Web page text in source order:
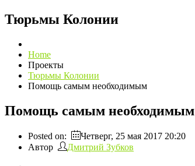
Тюрьмы Колонии
Home
Проекты
Тюрьмы Колонии
Помощь самым необходимым
Помощь самым необходимым
Posted on:
Четверг, 25 мая 2017 20:20
Автор
Дмитрий Зубков